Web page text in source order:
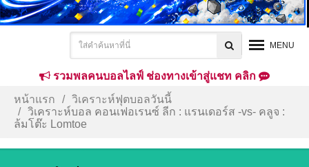
MENU
รวมพลคนบอลไลฟ์ ช่องทางเข้าสู่แชท คลิก
หน้าแรก
วิเคราะห์ฟุตบอลวันนี้
วิเคราะห์บอล คอนเฟอเรนซ์ ลีก : แรนเดอร์ส -vs- คลูจ :
ล้มโต๊ะ Lomtoe